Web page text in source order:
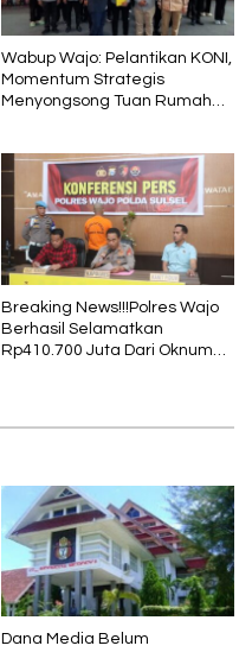
Wabup Wajo: Pelantikan KONI,
Momentum Strategis
Menyongsong Tuan Rumah
Breaking News!!!Polres Wajo
Berhasil Selamatkan
Rp410.700 Juta Dari Oknum
Dana Media Belum